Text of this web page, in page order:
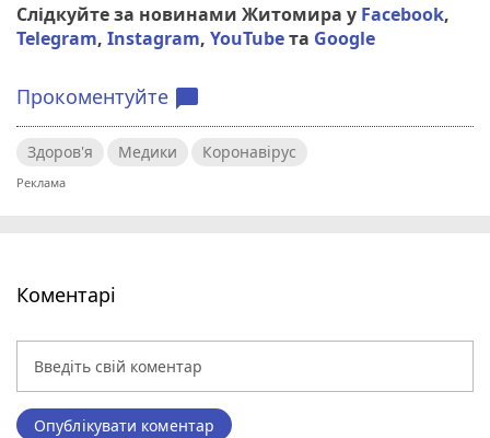
Слідкуйте за новинами Житомира у Facebook,
Telegram, Instagram, YouTubeта Google
Прокоментуйте chat_bubble
Здоров'я Медики Коронавірус
Коментарі
Опублікувати коментар